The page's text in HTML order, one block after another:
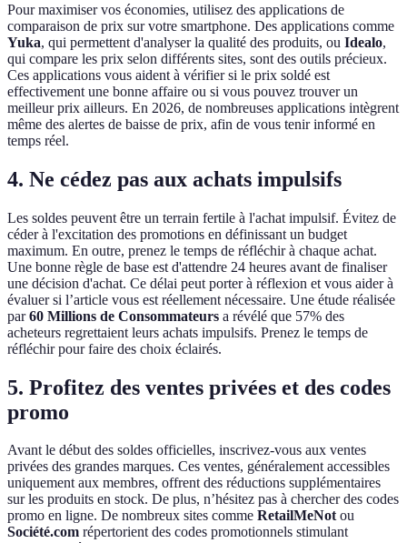
Pour maximiser vos économies, utilisez des applications de
comparaison de prix sur votre smartphone. Des applications comme
Yuka, qui permettent d'analyser la qualité des produits, ou Idealo,
qui compare les prix selon différents sites, sont des outils précieux.
Ces applications vous aident à vérifier si le prix soldé est
effectivement une bonne affaire ou si vous pouvez trouver un
meilleur prix ailleurs. En 2026, de nombreuses applications intègrent
même des alertes de baisse de prix, afin de vous tenir informé en
temps réel.
4. Ne cédez pas aux achats impulsifs
Les soldes peuvent être un terrain fertile à l'achat impulsif. Évitez de
céder à l'excitation des promotions en définissant un budget
maximum. En outre, prenez le temps de réfléchir à chaque achat.
Une bonne règle de base est d'attendre 24 heures avant de finaliser
une décision d'achat. Ce délai peut porter à réflexion et vous aider à
évaluer si l’article vous est réellement nécessaire. Une étude réalisée
par60 Millions de Consommateurs a révélé que 57% des
acheteurs regrettaient leurs achats impulsifs. Prenez le temps de
réfléchir pour faire des choix éclairés.
5. Profitez des ventes privées et des codes
promo
Avant le début des soldes officielles, inscrivez-vous aux ventes
privées des grandes marques. Ces ventes, généralement accessibles
uniquement aux membres, offrent des réductions supplémentaires
sur les produits en stock. De plus, n’hésitez pas à chercher des codes
promo en ligne. De nombreux sites comme RetailMeNotou
Société.com répertorient des codes promotionnels stimulant